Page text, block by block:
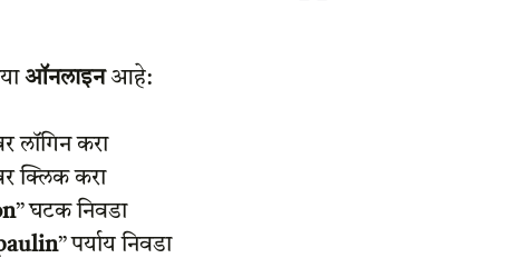
ऑनलाइनआहे:
लॉगिन करा
क्लिक करा
” घटक निवडा
” पर्याय निवडा